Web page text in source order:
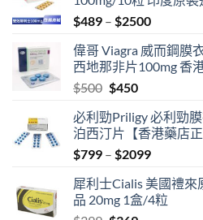
$489 – $2500Price
$489
through
偉哥 Viagra 威而鋼膜
西地那非片100mg 香
$500 Original
was:
$500.
$450Current
is:
$450.
必利勁Priligy 必利勁
泊西汀片【香港藥店正
$799 – $2099Price
$799
through
犀利士Cialis 美國禮來
品 20mg 1盒/4粒